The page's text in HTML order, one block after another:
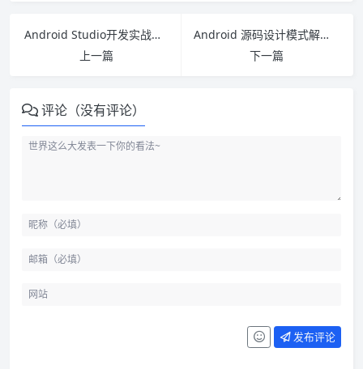
Android Studio开发实战：从零基础到App上线 PDF下载
上一篇
Android 源码设计模式解析与实战pdf下载
下一篇
评论（没有评论）
发布评论